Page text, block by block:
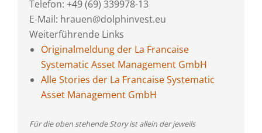
Telefon: +49 (69) 339978-13
E-Mail: hrauen@dolphinvest.eu
Weiterführende Links
Originalmeldung der La Francaise
Systematic Asset Management GmbH
Alle Stories der La Francaise Systematic
Asset Management GmbH
Für die oben stehende Story ist allein der jeweils